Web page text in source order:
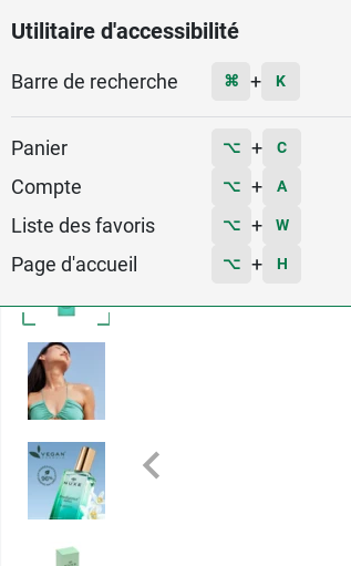
Utilitaire d'accessibilité
Barre de recherche ⌘ + K
Panier ⌥ + C
Compte ⌥ + A
Liste des favoris ⌥ + W
Page d'accueil ⌥ + H
Menu